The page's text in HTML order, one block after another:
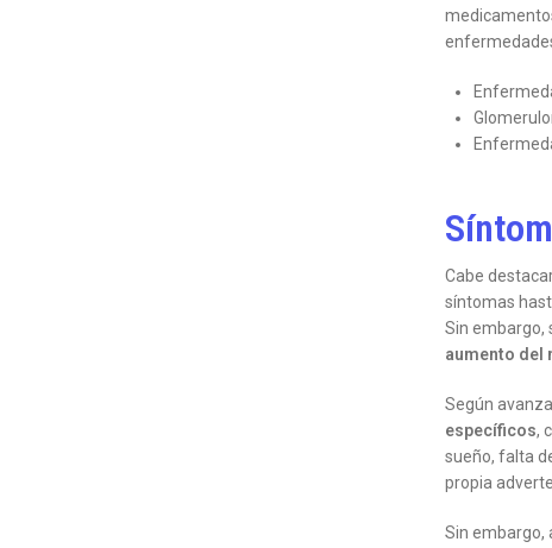
Cabe
síntomas
Sin embargo,
aumento del
Según
específicos,
sueño, falta
propia
Sin embargo,